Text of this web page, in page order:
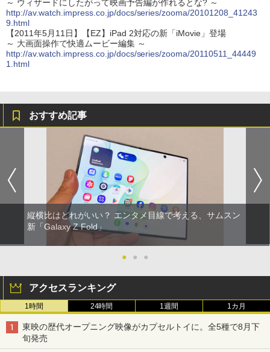
～ ウィザードにしたがって映画予告編が作れるとな? ～
http://av.watch.impress.co.jp/docs/series/zooma/20101208_41243
9.html
【2011年5月11日】【EZ】iPad 2対応の新「iMovie」登場
～ 大画面操作で快適ムービー編集 ～
http://av.watch.impress.co.jp/docs/series/zooma/20110511_44449
1.html
おすすめ記事
縦横比はどれがいい？ エンタメ目線で考える、サムスン
新「Galaxy Z Fold」
● ● ●
アクセスランキング
1時間 24時間 1週間 1カ月
東映の歴代オープニング映像がカプセルトイに。全5種で8月下
旬発売